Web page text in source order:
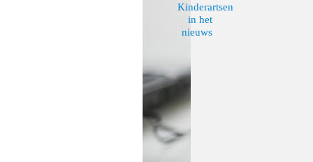
Kinderartsen
in het
nieuws